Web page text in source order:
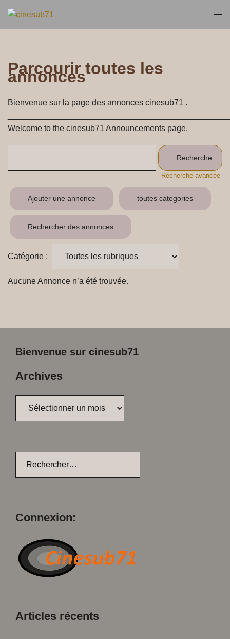
au
contenu
le
Parcourir toutes les
annonces
Bienvenue sur la page des annonces cinesub71 .
Welcome to the cinesub71 Announcements page.
Recherche avancée
Ajouter une annonce toutes categories
Rechercher des annonces
Catégorie :
Aucune Annonce n’a été trouvée.
Bienvenue sur cinesub71
Archives
Connexion:
Articles récents